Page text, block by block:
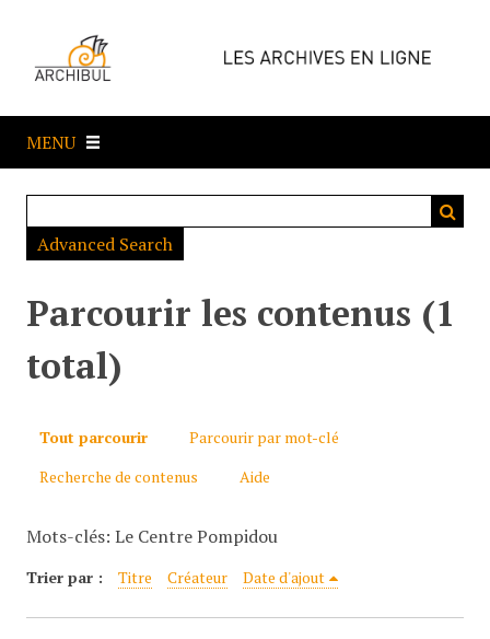
e
a
MENU
Advanced Search
Parcourir les contenus (1
total)
Tout parcourir
Parcourir par mot-clé
Recherche de contenus
Aide
Mots-clés: Le Centre Pompidou
Trier par : Titre Créateur Date d'ajout